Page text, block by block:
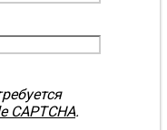
CAPTCHA.